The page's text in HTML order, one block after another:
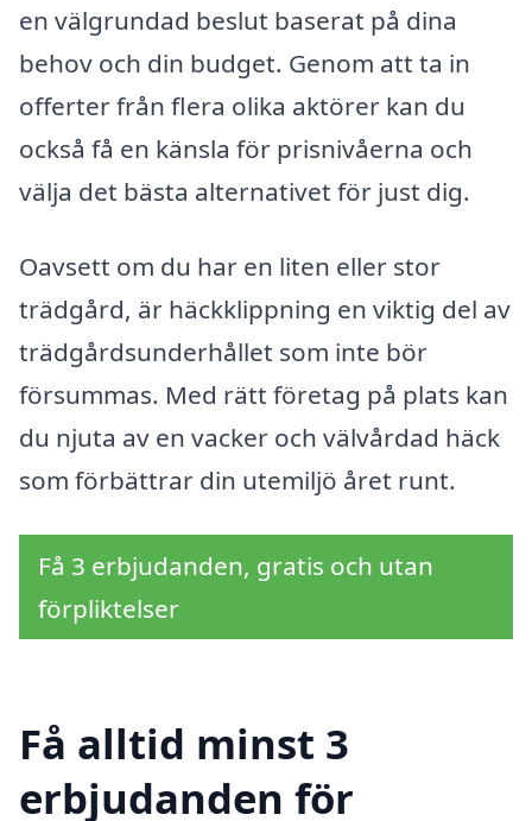
en välgrundad beslut baserat på dina
behov och din budget. Genom att ta in
offerter från flera olika aktörer kan du
också få en känsla för prisnivåerna och
välja det bästa alternativet för just dig.
Oavsett om du har en liten eller stor
trädgård, är häckklippning en viktig del av
trädgårdsunderhållet som inte bör
försummas. Med rätt företag på plats kan
du njuta av en vacker och välvårdad häck
som förbättrar din utemiljö året runt.
Få 3 erbjudanden, gratis och utan
förpliktelser
Få alltid minst 3
erbjudanden för